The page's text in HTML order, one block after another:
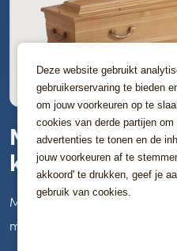
Deze website gebruikt
gebruikerservaring te bieden
om jouw voorkeuren op te
cookies van derde partijen om
advertenties te tonen en de
jouw voorkeuren af te
akkoord' te drukken, geef je
gebruik van cookies.
Massief eiken
kroondeksel
Massief eiken kist met
met crèmekleurige